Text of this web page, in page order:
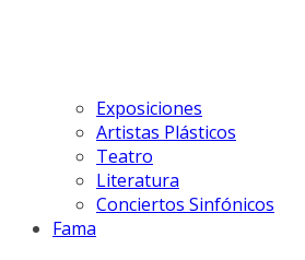
Exposiciones
Artistas Plásticos
Teatro
Literatura
Conciertos Sinfónicos
Fama